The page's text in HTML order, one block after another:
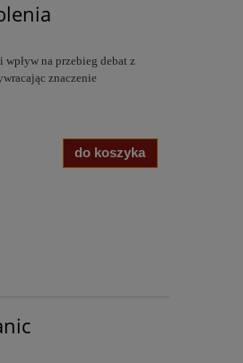
na przebieg debat z
znaczenie
do koszyka